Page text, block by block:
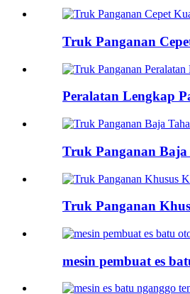
Truk Panganan
Peralatan Lengkap
Truk Panganan
Truk Panganan
mesin pembuat es